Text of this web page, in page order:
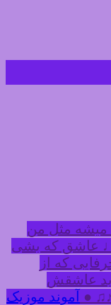
مثل من
عاشق که بشی
که از
عاشقش
●
آموند موزیک